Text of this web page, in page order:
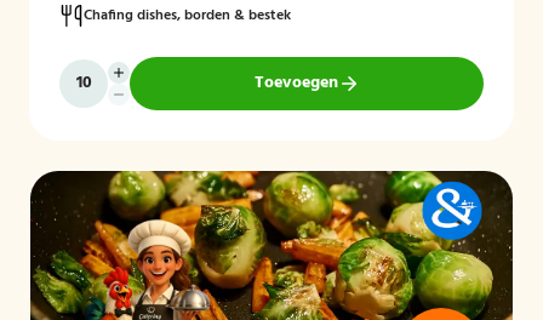
Chafing dishes, borden & bestek
Toevoegen